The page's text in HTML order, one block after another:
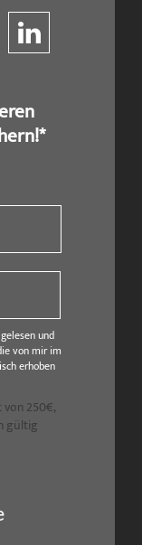
und
von mir im
erhoben
250€,
gültig